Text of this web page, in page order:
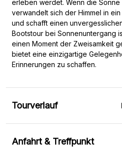
erleben werdet. Wenn die Sonne
verwandelt sich der Himmel in
und schafft einen
Bootstour bei Sonnenuntergang
einen Moment der Zweisamkeit
bietet eine einzigartige
Erinnerungen zu schaffen.
Tourverlauf
Anfahrt & Treffpunkt